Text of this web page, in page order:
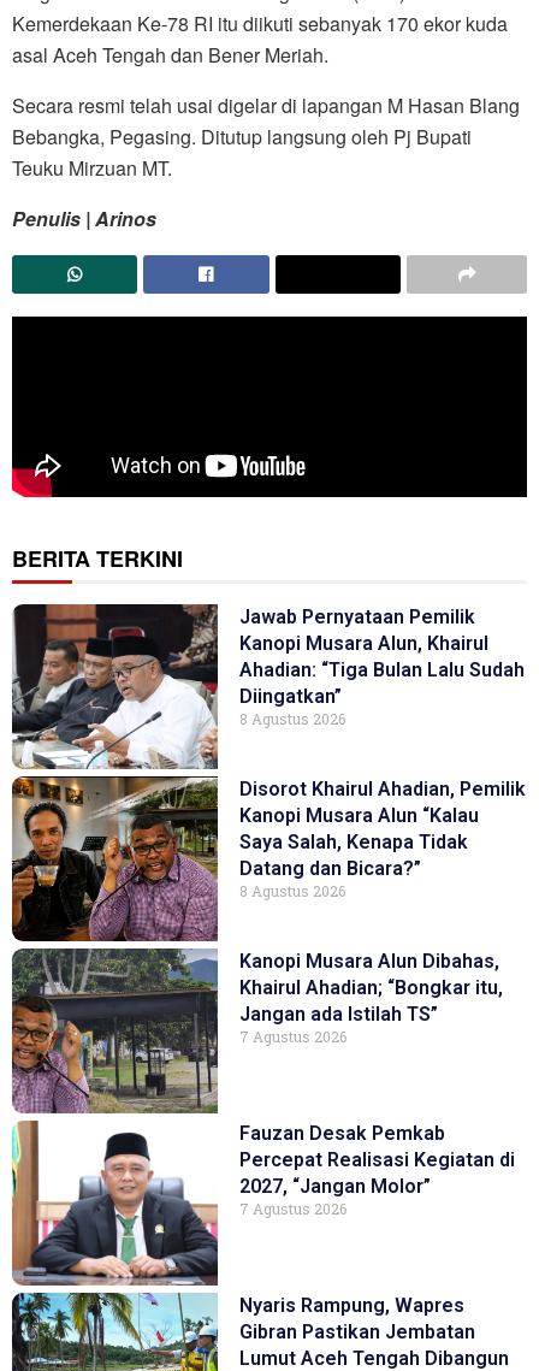
Kemerdekaan Ke-78 RI itu diikuti sebanyak 170 ekor kuda
asal Aceh Tengah dan Bener Meriah.
Secara resmi telah usai digelar di lapangan M Hasan Blang
Bebangka, Pegasing. Ditutup langsung oleh Pj Bupati
Teuku Mirzuan MT.
Penulis | Arinos
BERITA TERKINI
Jawab Pernyataan Pemilik
Kanopi Musara Alun, Khairul
Ahadian: “Tiga Bulan Lalu Sudah
Diingatkan”
8 Agustus 2026
Disorot Khairul Ahadian, Pemilik
Kanopi Musara Alun “Kalau
Saya Salah, Kenapa Tidak
Datang dan Bicara?”
8 Agustus 2026
Kanopi Musara Alun Dibahas,
Khairul Ahadian; “Bongkar itu,
Jangan ada Istilah TS”
7 Agustus 2026
Fauzan Desak Pemkab
Percepat Realisasi Kegiatan di
2027, “Jangan Molor”
7 Agustus 2026
Nyaris Rampung, Wapres
Gibran Pastikan Jembatan
Lumut Aceh Tengah Dibangun